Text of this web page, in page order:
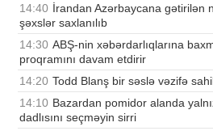
14:40 İrandan Azərbaycana gətirilən
şəxslər saxlanılıb
14:30 ABŞ-nin xəbərdarlıqlarına
proqramını davam etdirir
14:20 Todd Blanş bir səslə vəzifə
14:10 Bazardan pomidor alanda
dadlısını seçməyin sirri